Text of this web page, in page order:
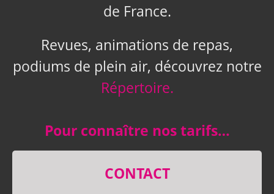
de France.
Revues, animations de repas,
podiums de plein air, découvrez notre
Répertoire.
Pour connaître nos tarifs…
CONTACT